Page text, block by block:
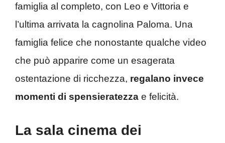
famiglia al completo, con Leo e Vittoria e
l’ultima arrivata la cagnolina Paloma. Una
famiglia felice che nonostante qualche video
che può apparire come un esagerata
ostentazione di ricchezza, regalano invece
momenti di spensieratezza e felicità.
La sala cinema dei